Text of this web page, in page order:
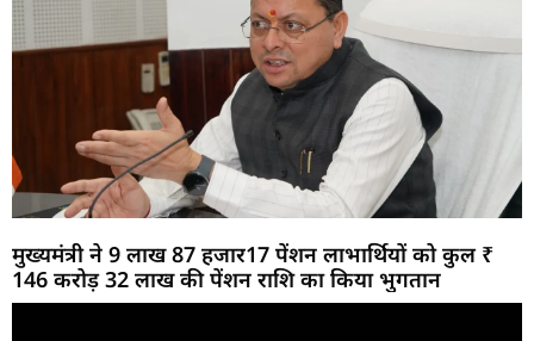
मुख्यमंत्री ने 9 लाख 87 हजार17 पेंशन लाभार्थियों को कुल ₹
146 करोड़ 32 लाख की पेंशन राशि का किया भुगतान